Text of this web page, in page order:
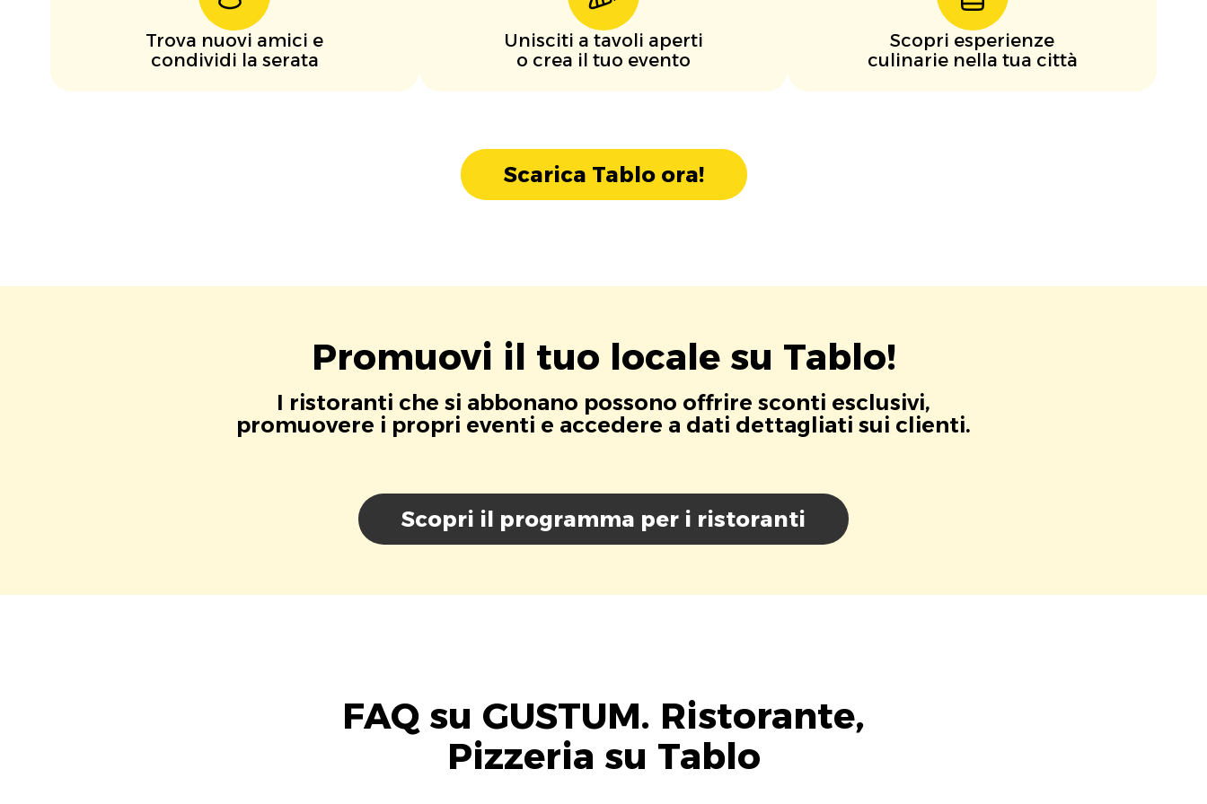
Trova nuovi amici e
condividi la serata
Unisciti a tavoli aperti
o crea il tuo evento
Scopri esperienze
culinarie nella tua città
Scarica Tablo ora!
Promuovi il tuo locale su Tablo!
I ristoranti che si abbonano possono offrire sconti esclusivi,
promuovere i propri eventi e accedere a dati dettagliati sui clienti.
Scopri il programma per i ristoranti
FAQ su GUSTUM. Ristorante,
Pizzeria su Tablo